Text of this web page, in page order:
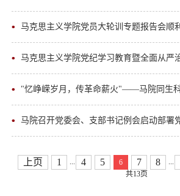
上页 1 4 5 6 7 8
共13页